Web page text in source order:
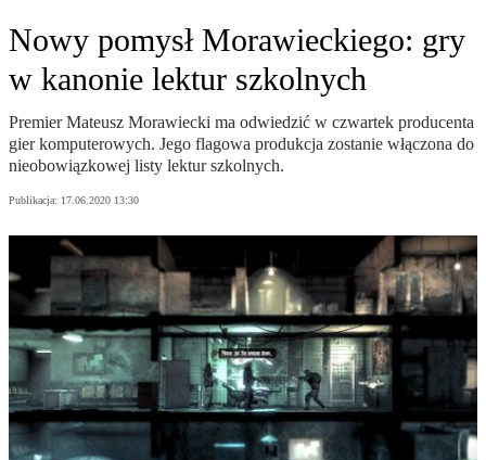
Nowy pomysł Morawieckiego: gry
w kanonie lektur szkolnych
Premier Mateusz Morawiecki ma odwiedzić w czwartek producenta
gier komputerowych. Jego flagowa produkcja zostanie włączona do
nieobowiązkowej listy lektur szkolnych.
Publikacja: 17.06.2020 13:30